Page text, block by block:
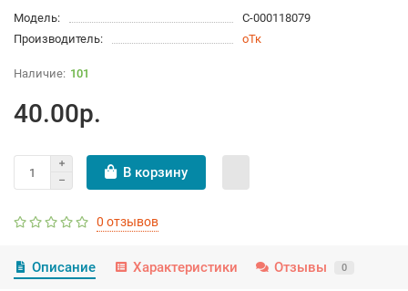
Модель:
С-000118079
Производитель:
оТк
101
40.00р.
В корзину
0 отзывов
Описание Характеристики Отзывы 0